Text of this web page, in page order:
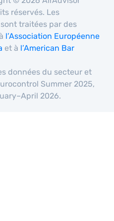
réservés. Les
traitées par des
l’Association Européenne
et à l’American Bar
données du secteur et
Summer 2025,
2026.